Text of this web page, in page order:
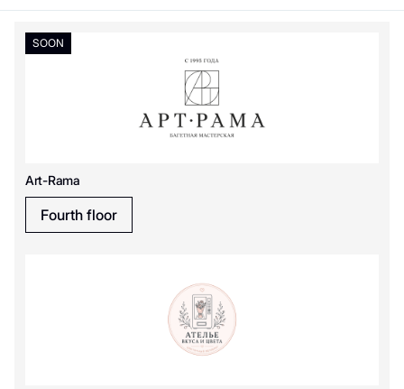
SOON
Art-Rama
Fourth floor
Г
И
Информация